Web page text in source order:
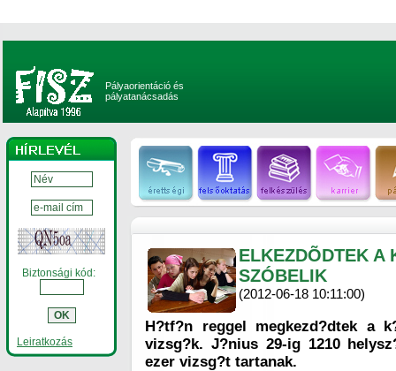
Pályaorientáció és
pályatanácsadás
Biztonsági kód:
Leiratkozás
ELKEZDÕDTEK A
SZÓBELIK
(2012-06-18 10:11:00)
H?tf?n reggel megkezd?dtek a
vizsg?k. J?nius 29-ig 1210
ezer vizsg?t tartanak.